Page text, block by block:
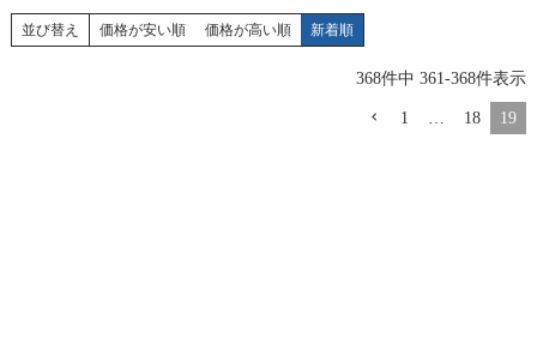
並び替え 価格が安い順 価格が高い順 新着順
368件中 361-368件表示
1 … 18 19